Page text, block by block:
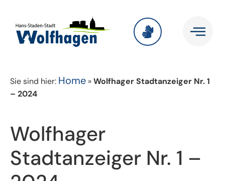
Sie sind hier: Home »Wolfhager Stadtanzeiger Nr. 1
– 2024
Wolfhager
Stadtanzeiger Nr. 1 –